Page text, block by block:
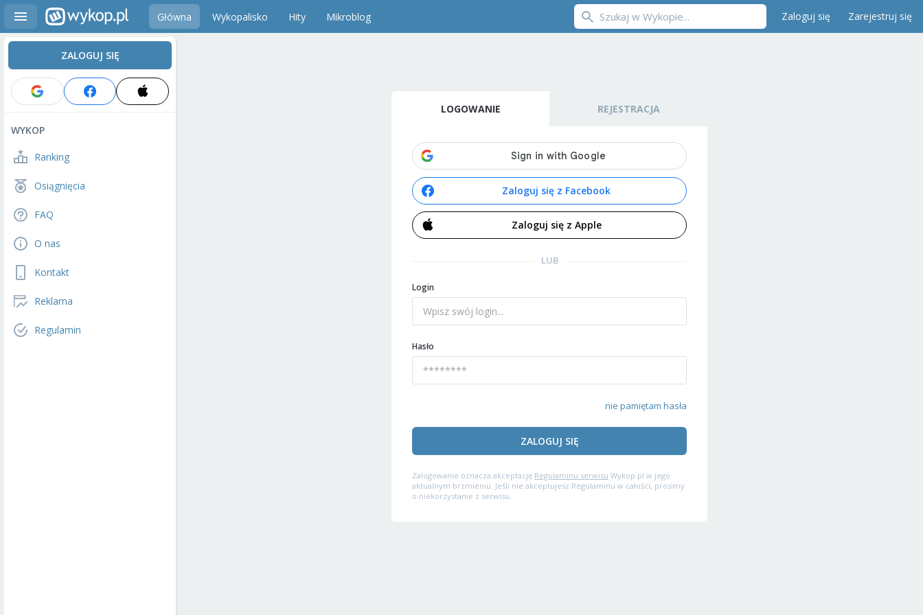
Główna Wykopalisko Hity Mikroblog Zaloguj się Zarejestruj się
ZALOGUJ SIĘ
WYKOP
Ranking
Osiągnięcia
FAQ
O nas
Kontakt
Reklama
Regulamin
LOGOWANIE REJESTRACJA
Zaloguj się z Facebook
Zaloguj się z Apple
LUB
Login
Hasło
nie pamiętam hasła
ZALOGUJ SIĘ
Zalogowanie oznacza akceptację Regulaminu serwisu Wykop.pl w jego
aktualnym brzmieniu. Jeśli nie akceptujesz Regulaminu w całości, prosimy
o niekorzystanie z serwisu.